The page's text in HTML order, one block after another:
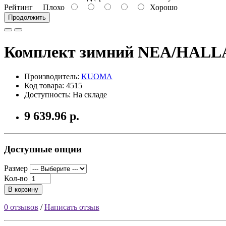
Рейтинг Плохо Хорошо
Продолжить
Комплект зимний NEA/
Производитель: KUOMA
Код товара: 4515
Доступность: На складе
9 639.96 р.
Доступные опции
Размер
Кол-во
В корзину
0 отзывов /Написать отзыв